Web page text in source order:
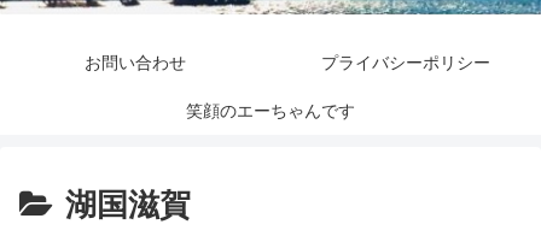
お問い合わせ プライバシーポリシー
笑顔のエーちゃんです
湖国滋賀